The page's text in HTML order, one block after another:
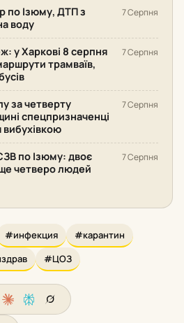
по Ізюму, ДТП з
воду
7 Серпня
у Харкові 8 серпня
трамваїв,
7 Серпня
за четверту
спецпризначенці
7 Серпня
по Ізюму: двоє
ще четверо людей
7 Серпня
#инфекция
#карантин
#ЦОЗ